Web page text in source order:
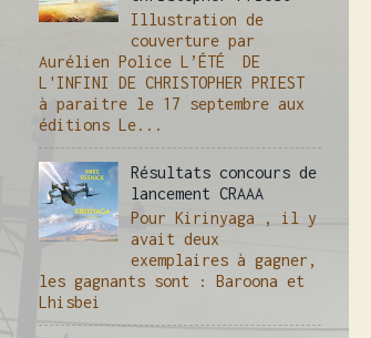
Illustration de
couverture par
Aurélien Police L’ÉTÉ DE
L'INFINI DE CHRISTOPHER PRIEST
à paraitre le 17 septembre aux
éditions Le...
Résultats concours de
lancement CRAAA
Pour Kirinyaga , il y
avait deux
exemplaires à gagner,
les gagnants sont : Baroona et
Lhisbei